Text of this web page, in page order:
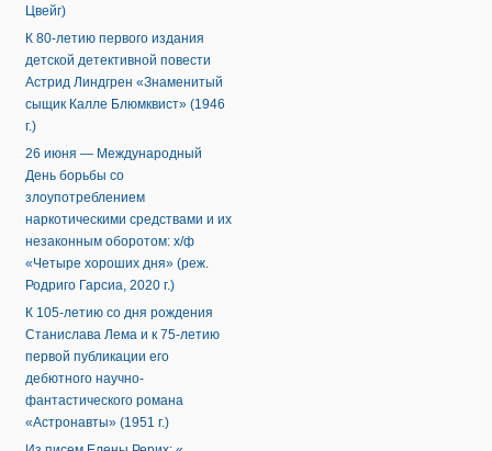
Цвейг)
К 80-летию первого издания
детской детективной повести
Астрид Линдгрен «Знаменитый
сыщик Калле Блюмквист» (1946
г.)
26 июня — Международный
День борьбы со
злоупотреблением
наркотическими средствами и их
незаконным оборотом: х/ф
«Четыре хороших дня» (реж.
Родриго Гарсиа, 2020 г.)
К 105-летию со дня рождения
Станислава Лема и к 75-летию
первой публикации его
дебютного научно-
фантастического романа
«Астронавты» (1951 г.)